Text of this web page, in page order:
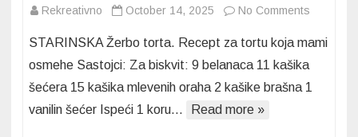
Rekreativno October 14, 2025 No Comments
Žerbo
torta:
Recept
STARINSKA Žerbo torta. Recept za tortu koja mami
osmehe Sastojci: Za biskvit: 9 belanaca 11 kašika
šećera 15 kašika mlevenih oraha 2 kašike brašna 1
vanilin šećer Ispeći 1 koru…
Read more »